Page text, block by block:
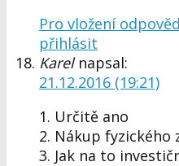
Pro vložení
přihlásit
Karel napsal:
21.12.2016 (19:21)
1. Určitě ano
2. Nákup fyzického
3. Jak na to